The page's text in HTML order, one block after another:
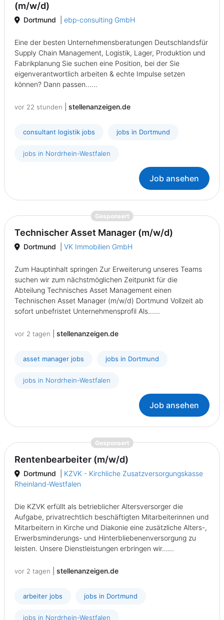
(m/w/d)
Dortmund ebp-consulting GmbH
Eine der besten Unternehmensberatungen Deutschlandsfür
Supply Chain Management, Logistik, Lager, Produktion und
Fabrikplanung Sie suchen eine Position, bei der Sie
eigenverantwortlich arbeiten & echte Impulse setzen
können? Dann passen......
vor 22 stunden stellenanzeigen.de
consultant logistik jobs jobs in Dortmund
jobs in Nordrhein-Westfalen
Job ansehen
Gesponsert{prompt.job}
Technischer Asset Manager (m/w/d)
Dortmund VK Immobilien GmbH
Zum Hauptinhalt springen Zur Erweiterung unseres Teams
suchen wir zum nächstmöglichen Zeitpunkt für die
Abteilung Technisches Asset Management einen
Technischen Asset Manager (m/w/d) Dortmund Vollzeit ab
sofort unbefristet Unternehmensprofil Als......
vor 2 tagen stellenanzeigen.de
asset manager jobs jobs in Dortmund
jobs in Nordrhein-Westfalen
Job ansehen
Gesponsert{prompt.job}
Rentenbearbeiter (m/w/d)
Dortmund
KZVK - Kirchliche Zusatzversorgungskasse
Rheinland-Westfalen
Die KZVK erfüllt als betrieblicher Altersversorger die
Aufgabe, privatrechtlich beschäftigten Mitarbeiterinnen und
Mitarbeitern in Kirche und Diakonie eine zusätzliche Alters-,
Erwerbsminderungs- und Hinterbliebenenversorgung zu
leisten. Unsere Dienstleistungen erbringen wir......
vor 2 tagen stellenanzeigen.de
arbeiter jobs jobs in Dortmund
jobs in Nordrhein-Westfalen